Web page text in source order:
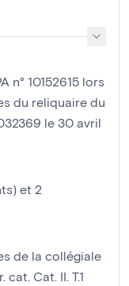
n° 10152615 lors
du reliquaire du
le 30 avril
et 2
de la collégiale
cat. Cat. II. T.1